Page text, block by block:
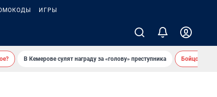
ИГРЫ
В Кемерове сулят награду за «голову» преступника Бойцовский